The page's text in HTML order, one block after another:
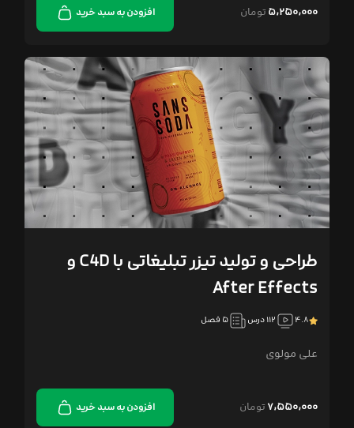
۵,۲۵۰,۰۰۰ تومان افزودن به سبد خرید
طراحی و تولید تیزر تبلیغاتی با C4D و
After Effects
۴.۸ ۱۱۲ درس ۵ فصل
علی مولوی
۷,۵۵۰,۰۰۰ تومان افزودن به سبد خرید